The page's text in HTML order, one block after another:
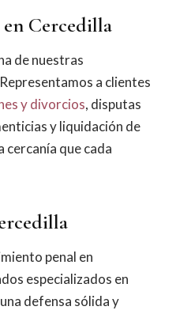
Cercedilla
de nuestras
a clientes
y divorcios, disputas
y liquidación de
cercanía que cada
penal en
especializados en
defensa sólida y